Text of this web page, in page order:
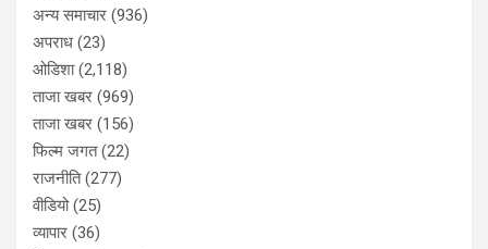
अन्य समाचार (936)
अपराध (23)
ओडिशा(2,118)
ताजा खबर (969)
ताजा खबर (156)
फिल्म जगत(22)
राजनीति(277)
वीडियो(25)
व्यापार (36)